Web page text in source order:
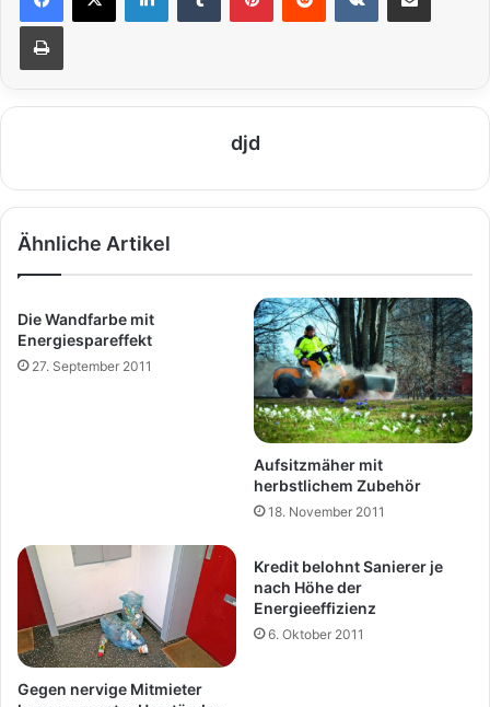
djd
Ähnliche Artikel
Die Wandfarbe mit
Energiespareffekt
27. September 2011
Aufsitzmäher mit
herbstlichem Zubehör
18. November 2011
Gegen nervige Mitmieter
Kredit belohnt Sanierer je
nach Höhe der
Energieeffizienz
6. Oktober 2011